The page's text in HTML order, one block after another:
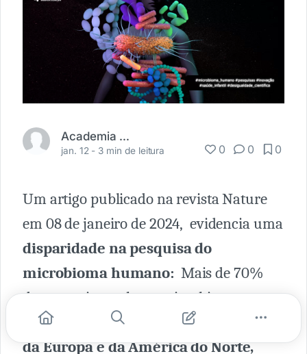
Academia Médica
jan. 12 - 3 min de leitura 0 0 0
Um artigo publicado na revista Nature
em 08 de janeiro de 2024, evidencia uma
disparidade na pesquisa do
microbioma humano: Mais de 70%
das pesquisas sobre o microbioma
humano publicadas são
provenientes
da Europa e da América do Norte,